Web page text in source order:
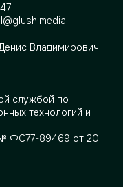
Владимирович
службой по
технологий и
ФС77-89469 от 20